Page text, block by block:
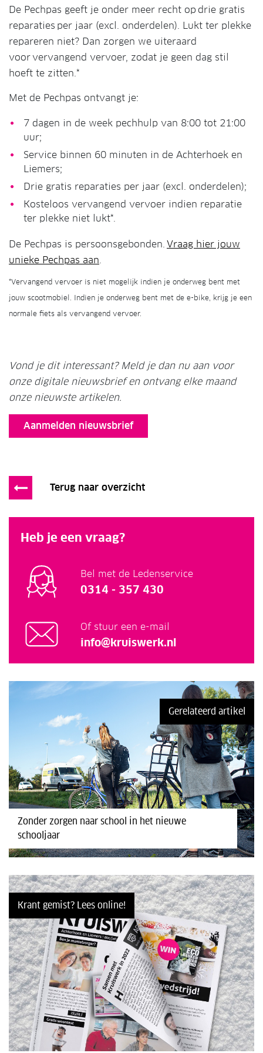
De Pechpas geeft je onder meer recht op drie gratis
reparaties per jaar (excl. onderdelen). Lukt ter plekke
repareren niet? Dan zorgen we uiteraard
voor vervangend vervoer, zodat je geen dag stil
hoeft te zitten.*
Met de Pechpas ontvangt je:
7 dagen in de week pechhulp van 8:00 tot 21:00
uur;
Service binnen 60 minuten in de Achterhoek en
Liemers;
Drie gratis reparaties per jaar (excl. onderdelen);
Kosteloos vervangend vervoer indien reparatie
ter plekke niet lukt*.
De Pechpas is persoonsgebonden.Vraag hier jouw
unieke Pechpas aan.
*Vervangend vervoer is niet mogelijk indien je onderweg bent met
jouw scootmobiel. Indien je onderweg bent met de e-bike, krijg je een
normale fiets als vervangend vervoer.
Vond je dit interessant? Meld je dan nu aan voor
onze digitale nieuwsbrief en ontvang elke maand
onze nieuwste artikelen.
Aanmelden nieuwsbrief
Terug naar overzicht
Heb je een vraag?
Bel met de Ledenservice
0314 - 357 430
Of stuur een e-mail
info@kruiswerk.nl
Gerelateerd artikel
Zonder zorgen naar school in het nieuwe
schooljaar
Krant gemist? Lees online!